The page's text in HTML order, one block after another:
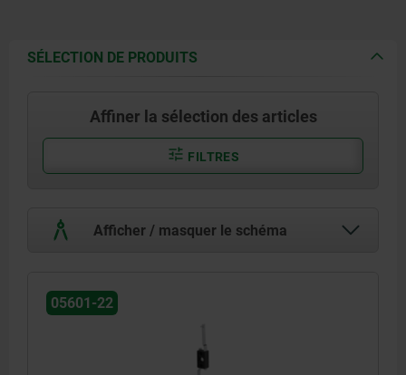
SÉLECTION DE PRODUITS
Affiner la sélection des articles
FILTRES
Afficher / masquer le schéma
05601-22